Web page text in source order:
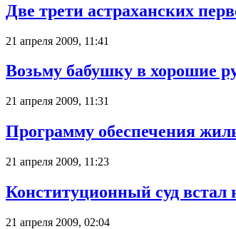
Две трети астраханских
21 апреля 2009, 11:41
Возьму бабушку в хорошие
21 апреля 2009, 11:31
Программу обеспечения
21 апреля 2009, 11:23
Конституционный суд встал
21 апреля 2009, 02:04